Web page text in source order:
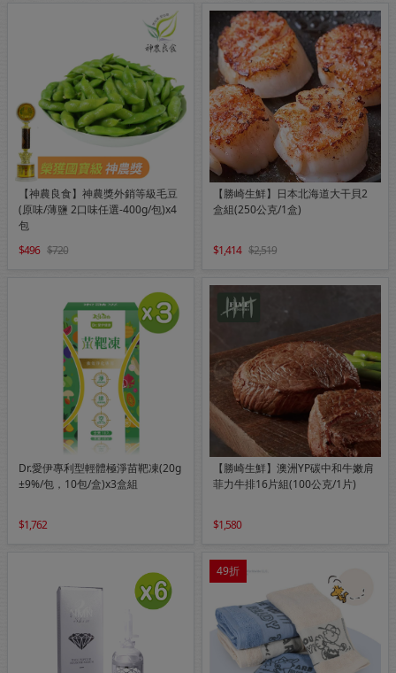
【神農良食】神農獎外銷等級毛豆
(原味/薄鹽 2口味任選-400g/包)x4
包
496
720
【勝崎生鮮】日本北海道大干貝2
盒組(250公克/1盒)
1,414 2,519
Dr.愛伊專利型輕體極淨苗靶凍(20g
±9%/包，10包/盒)x3盒組
1,762
【勝崎生鮮】澳洲YP碳中和牛嫩肩
菲力牛排16片組(100公克/1片)
1,580
49折